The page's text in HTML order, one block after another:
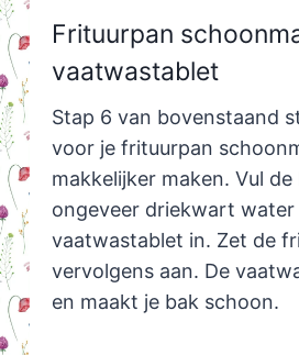
Frituurpan
vaatwastablet
Stap 6 van bovenstaand
voor je frituurpan
makkelijker maken. Vul
ongeveer driekwart water
vaatwastablet in. Zet de
vervolgens aan. De
en maakt je bak schoon.